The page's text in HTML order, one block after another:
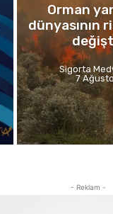
Orman
dünyasının
Sigorta
7
- Reklam -